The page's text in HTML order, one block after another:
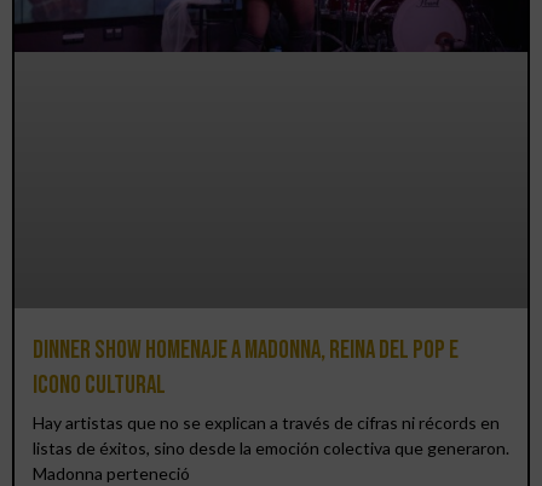
Dinner Show homenaje a Madonna, reina del pop e
icono cultural
Hay artistas que no se explican a través de cifras ni récords en
listas de éxitos, sino desde la emoción colectiva que generaron.
Madonna perteneció